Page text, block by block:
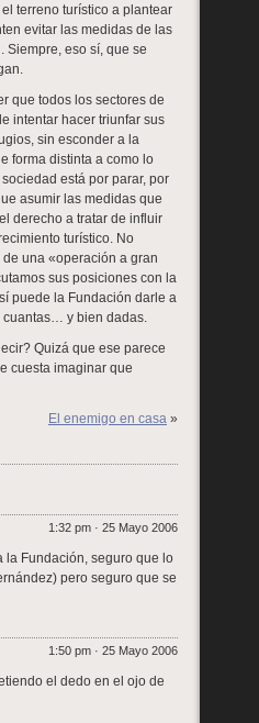
terreno turístico a plantear
evitar las medidas de las
eso sí, que se
que todos los sectores de
intentar hacer triunfar sus
sin esconder a la
forma distinta a como lo
está por parar, por
asumir las medidas que
derecho a tratar de influir
turístico. No
una «operación a gran
sus posiciones con la
puede la Fundación darle a
y bien dadas.
Quizá que ese parece
cuesta imaginar que
El enemigo en casa »
1:32 pm · 25 Mayo 2006
la Fundación, seguro que lo
pero seguro que se
1:50 pm · 25 Mayo 2006
el dedo en el ojo de